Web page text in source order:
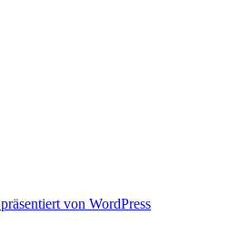
von WordPress